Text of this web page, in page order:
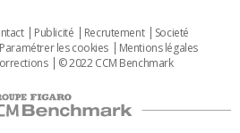
Publicité Recrutement
Societé
Paramétrer les cookies
Mentions légales
© 2022 CCM Benchmark